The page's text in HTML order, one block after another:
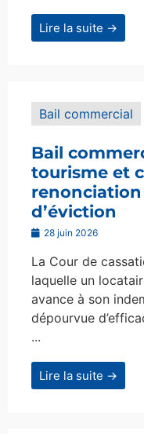
Lire la suite →
Bail commercial
Bail
tourisme et
d’éviction
28 juin 2026
La Cour de
laquelle un
avance à son
dépourvue
...
Lire la suite →